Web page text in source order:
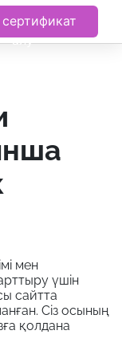
сертификат
алу
мен
үшін
сайтта
Сіз осының
қолдана